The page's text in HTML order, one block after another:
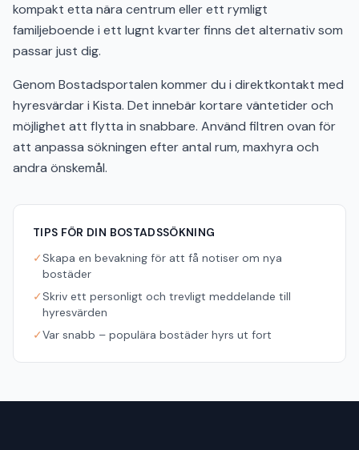
kompakt etta nära centrum eller ett rymligt
familjeboende i ett lugnt kvarter finns det alternativ som
passar just dig.
Genom Bostadsportalen kommer du i direktkontakt med
hyresvärdar i Kista. Det innebär kortare väntetider och
möjlighet att flytta in snabbare. Använd filtren ovan för
att anpassa sökningen efter antal rum, maxhyra och
andra önskemål.
TIPS FÖR DIN BOSTADSSÖKNING
✓Skapa en bevakning för att få notiser om nya
bostäder
✓Skriv ett personligt och trevligt meddelande till
hyresvärden
✓Var snabb – populära bostäder hyrs ut fort